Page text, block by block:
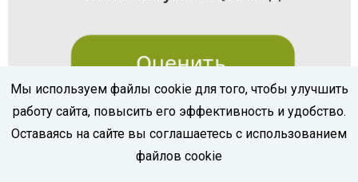
Мы используем файлы cookie для того, чтобы улучшить
работу сайта, повысить его эффективность и удобство.
Оставаясь на сайте вы соглашаетесь с использованием
файлов cookie